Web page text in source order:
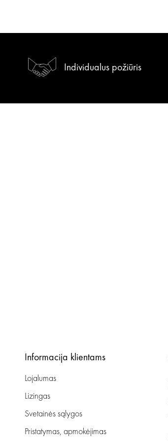
Individualus požiūris
Informacija klientams
Lojalumas
Lizingas
Svetainės sąlygos
Pristatymas, apmokėjimas